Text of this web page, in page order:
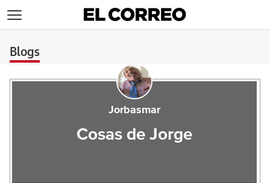
Blogs
Jorbasmar
Cosas de Jorge